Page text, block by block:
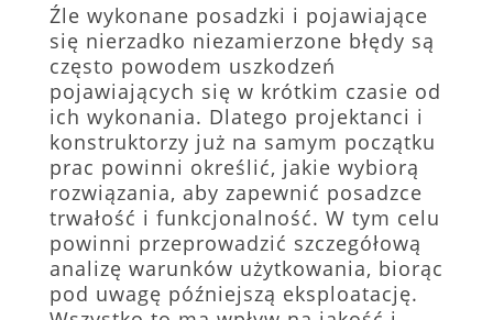
Źle wykonane posadzki i pojawiające
się nierzadko niezamierzone błędy są
często powodem uszkodzeń
pojawiających się w krótkim czasie od
ich wykonania. Dlatego projektanci i
konstruktorzy już na samym początku
prac powinni określić, jakie wybiorą
rozwiązania, aby zapewnić posadzce
trwałość i funkcjonalność. W tym celu
powinni przeprowadzić szczegółową
analizę warunków użytkowania, biorąc
pod uwagę późniejszą eksploatację.